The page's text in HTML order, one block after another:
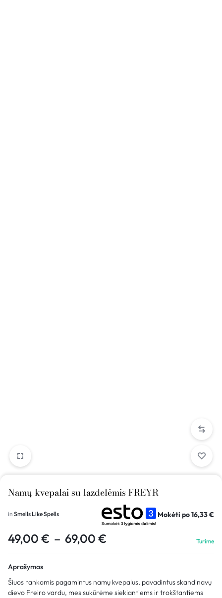
Namų kvepalai su lazdelėmis FREYR
in Smells Like Spells Mokėti po16,33€
49,00 € – 69,00 € Turime
Aprašymas
Šiuos rankomis pagamintus namų kvepalus, pavadintus skandinavų
dievo Freiro vardu, mes sukūrėme siekiantiems ir trokštantiems